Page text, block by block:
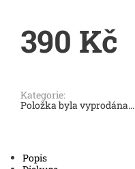
390 Kč
Kategorie:
Položka byla vyprodána...
Popis